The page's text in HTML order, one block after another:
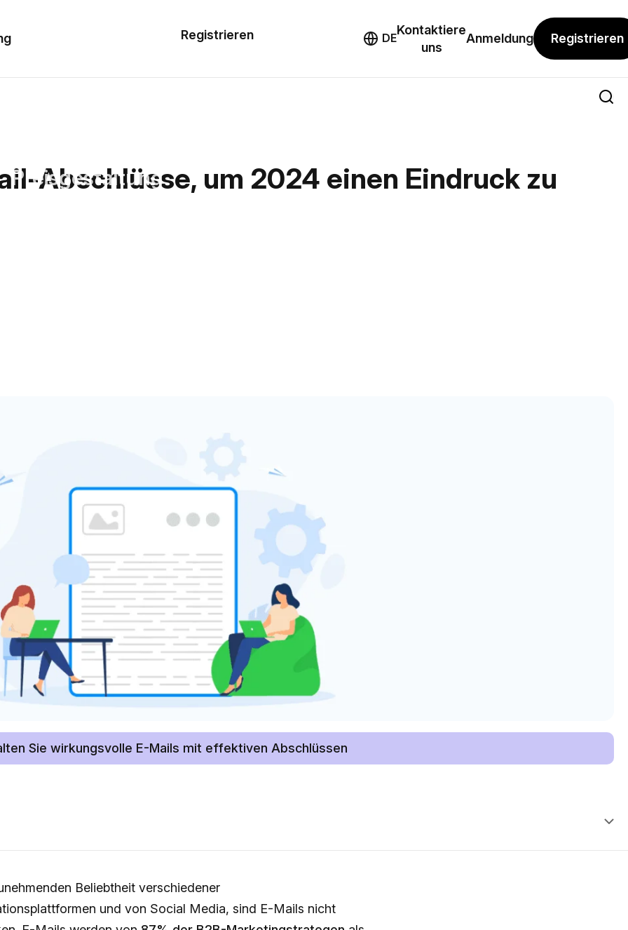
Vorlagen
Preisgestaltung
Registrieren DE
Kontaktiere
uns
Anmeldung Registrieren
Abschlüsse, um 2024 einen Eindruck zu
Sie wirkungsvolle E-Mails mit effektiven Abschlüssen
Beliebtheit verschiedener
und von Social Media, sind E-Mails nicht